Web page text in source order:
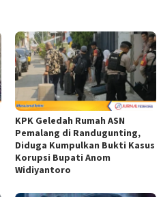
KPK Geledah Rumah ASN
Pemalang di Randugunting,
Diduga Kumpulkan Bukti Kasus
Korupsi Bupati Anom
Widiyantoro